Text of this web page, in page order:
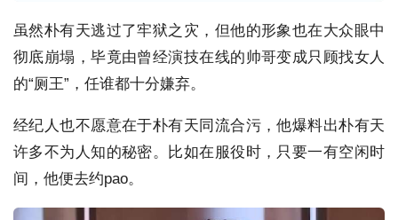
虽然朴有天逃过了牢狱之灾，但他的形象也在大众眼中
彻底崩塌，毕竟由曾经演技在线的帅哥变成只顾找女人
的“厕王”，任谁都十分嫌弃。
经纪人也不愿意在于朴有天同流合污，他爆料出朴有天
许多不为人知的秘密。比如在服役时，只要一有空闲时
间，他便去约pao。